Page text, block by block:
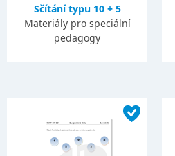
Sčítání typu 10 + 5
Materiály pro speciální
pedagogy